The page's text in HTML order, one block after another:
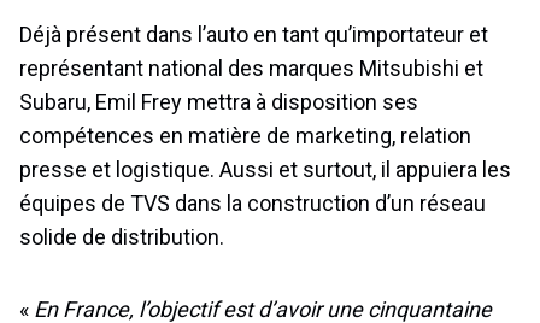
Déjà présent dans l’auto en tant qu’importateur et
représentant national des marques Mitsubishi et
Subaru, Emil Frey mettra à disposition ses
compétences en matière de marketing, relation
presse et logistique. Aussi et surtout, il appuiera les
équipes de TVS dans la construction d’un réseau
solide de distribution.
« En France, l’objectif est d’avoir une cinquantaine